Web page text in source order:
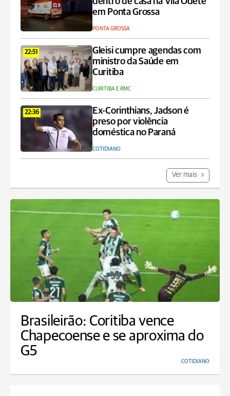
em Ponta Grossa
PONTA GROSSA
22:51
Gleisi cumpre agendas com
ministro da Saúde em
Curitiba
CURITIBA E RMC
22:36
Ex-Corinthians, Jadson é
preso por violência
doméstica no Paraná
COTIDIANO
Ver mais
Brasileirão: Coritiba vence
Chapecoense e se aproxima do
G5
COTIDIANO